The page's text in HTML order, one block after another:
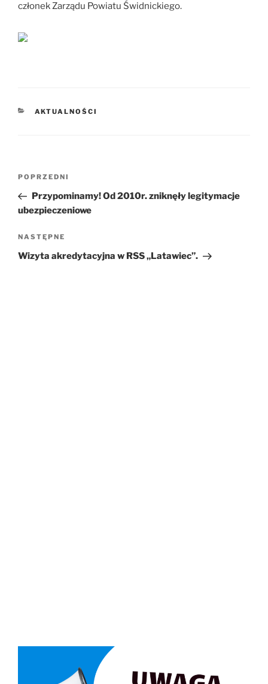
członek Zarządu Powiatu Świdnickiego.
KATEGORIE
AKTUALNOŚCI
wpisu
Poprzedni
wpis
POPRZEDNI
Przypominamy! Od 2010r. zniknęły legitymacje
ubezpieczeniowe
Następny
wpis
NASTĘPNE
Wizyta akredytacyjna w RSS „Latawiec”.